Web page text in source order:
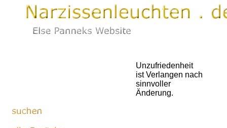
Unzufriedenheit
ist Verlangen nach
sinnvoller
Änderung.